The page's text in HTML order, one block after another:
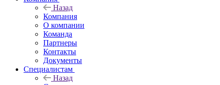
Назад
Компания
О компании
Команда
Партнеры
Контакты
Документы
Специалистам
Назад